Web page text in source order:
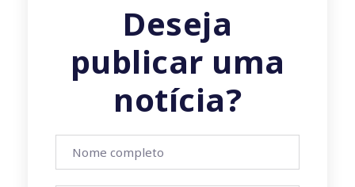
Deseja
publicar uma
notícia?